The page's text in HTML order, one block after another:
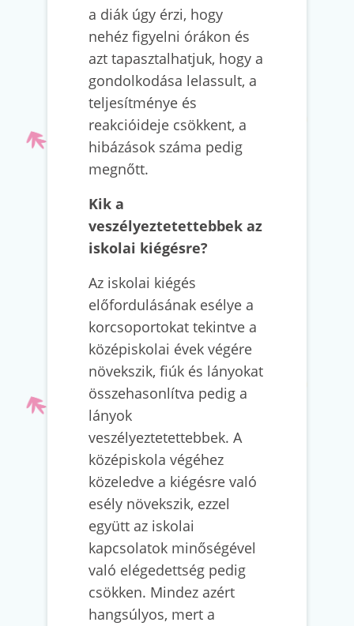
a diák úgy érzi, hogy
nehéz figyelni órákon és
azt tapasztalhatjuk, hogy a
gondolkodása lelassult, a
teljesítménye és
reakcióideje csökkent, a
hibázások száma pedig
megnőtt.
Kik a
veszélyeztetettebbek az
iskolai kiégésre?
Az iskolai kiégés
előfordulásának esélye a
korcsoportokat tekintve a
középiskolai évek végére
növekszik, fiúk és lányokat
összehasonlítva pedig a
lányok
veszélyeztetettebbek. A
középiskola végéhez
közeledve a kiégésre való
esély növekszik, ezzel
együtt az iskolai
kapcsolatok minőségével
való elégedettség pedig
csökken. Mindez azért
hangsúlyos, mert a